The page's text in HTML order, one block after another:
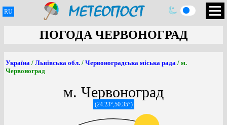
RU
ПОГОДА ЧЕРВОНОГРАД
Україна / Львівська обл. / Червоноградська міська рада / м.
Червоноград
м. Червоноград
(24.23°,50.35°)